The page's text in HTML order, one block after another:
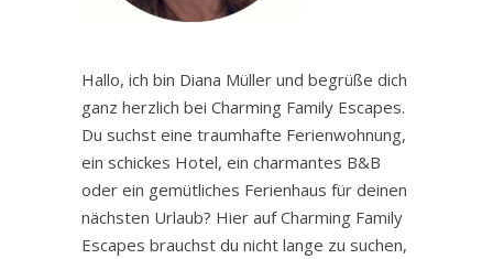
Hallo, ich bin Diana Müller und begrüße dich
ganz herzlich bei Charming Family Escapes.
Du suchst eine traumhafte Ferienwohnung,
ein schickes Hotel, ein charmantes B&B
oder ein gemütliches Ferienhaus für deinen
nächsten Urlaub? Hier auf Charming Family
Escapes brauchst du nicht lange zu suchen,